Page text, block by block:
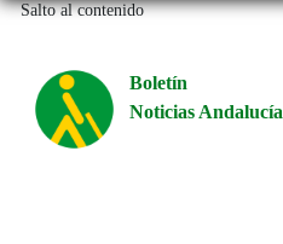
Salto al contenido
Boletín
Noticias Andalucía